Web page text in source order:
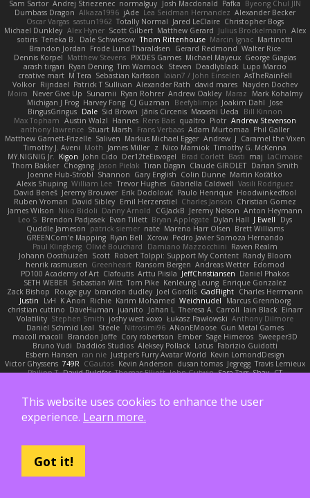
Sam Sartor Andrej Striezenec normalguy Josh Macdonald Pafka Byeong Chul JIN
Dumbass Dragon Alkaza1996 jAde Lea Seidman Hernandez Alexander Becker
Oscar Vargas sastun1962 Totally Normal Jared LeClaire Christopher Bogs
Michael Dunkley Alex Hyner Scott Gilbert Matthew Gerard Julius Brockelmann Alex
sotiris Teneka B. Dale Schwiesow Thom Rittenhouse Marcin Ignac Martinotti
Brandon Jordan Frode Lund Tharaldsen Gerard Redmond Walter Rice
Dennis Korpel Matthew Stevens PIXDES Games Michael Mayeux George Giagias
arash tirgari Ryan Dening Tim Warnock Steven Deadlyblack Lupo Marcio
creative mart M Tera Sebastian Karlsson Iaian7 / John Einselen AsTheRainFell
Volkor Rijndael Patrick T Sullivan Alexander Rath david mares Nayden Dochev
Moira
Never Give Up Sunamii Ryan Rohrer Andrew Oakley Maraz
Mark Kohalmy
Michigan J Frog Harvey Fong CJ Guzman Beefyblimps Joakim Dahl Jose
BingusGringus Dale Sid Brown Jānis Circenis Masashi Ueda
Bill Kinnon
Max Topham Austin Walzl Hannes Rens Bais qualtro Piotr Andrew Stevenson
anthony lawrence Stuart Marsh Frans Verbaas Adam Murtomaa Phil Galler
Matthew Garnett-Frizelle Saliven Markus Michael Egger Andrew J Caramel the Vixen
Timothy J. Aveni Moth James Miller z Nico Marniok Timothy G. McKenna
MY.NIGNIG Jr. Kigon John Cido Der12teEisvogel Brad Corlett Basti maj LaCimaise
Thom Bakker Chogang Jason Pielak Tiran Dagan Claude GIROLET Darian Smith
Joenne Hub-Strobl Shannon Gary English Colin Dunne Martin Koťátko
Alexis Shuping William Lee Trevor Hughes Gabriella Caldwell Vasili Rodriguez
David Beneš Jeremy Brouwer Erik Dodolović Paulo Henrique Hoodwinkedfool
Ruben Vroman David Sibley Emil Herzenstiel Charles Janson Christian Gomez
James Wilson Niko Bidoli Danny Arnold CGJackB Jeremy Nelson Anton Heymann
Leo S Brendon Padjasek Evan Tillett Bryan Applegate Dylan Hall J Ewell
Dys
Quddle Jameson patrick siemer nate Mareno Harr Olsen Brett Williams
GREENCom'e Mapping Ryan Bell Xcrow Pedro Javier Somoza Hernando
Paul Klingberg Olivié Bouchard Damiano Mazzocchini Raven Realm
Johann Oosthuizen Scott Robert Tolppi: Support My Content Randy Bloom
henrik rasmussen Greenheart Ransom Bergen Andreas Wetter Edomod
PD100 Academy of Art Clafoutis Arttu Piisila JeffChristiansen Daniel Phakos
SETH WEBER Sebastian Witt Tom Pike Kenleung Leung Enrique Gonzalez
Zack Bishop
Rouge guy brandon dudley Joel Gordils GadFlight Charles Herrmann
Justin
LvH K Anon Richie Karim Mohamed Weichnudel
Marcus Grennborg
christian cuttino DaveHuman juanito Johan L Theresa A. Carroll Iain Black Einarr
Volatility Stephen Smith joshy west xoxo Łukasz Pawłowski Anthony Dilmore
Daniel Schmid Leal Steele Nitrosimi96 ANonEMoose Gun Metal Games
macoll macoll
Brandon Joffe Cory robertson Ember Sage Himeros Sweeper3D
Bruno Yudi Daddios Studios Aleksey Pollack Lotus Fabrizio Guidotti
Esbern Hansen ran nie Justper's Furry Avatar World Kevin LomondDesign
Victor Ghyssens 749R CGautos Kevin Anderson dusan tomas Jegregg Travis Lemieux
Philipp T David Pulcifer Thomas Elliott John Gutwin Sara Tarr Shay CT
Matias Dubos BigWhiteLion Karolina En David Curiel alec1025 BeepCodeMusic
Ben Granger Bruno Simon (Three.js Journey) Michelle Ma Ben glassapple 325
Maxime Detournière Rayscaper
JSR Production house
Hampus Linden
Tabatha Lyn
Andrew Sprague
This website uses cookies to enhance the user
experience. Learn more.
Got it!